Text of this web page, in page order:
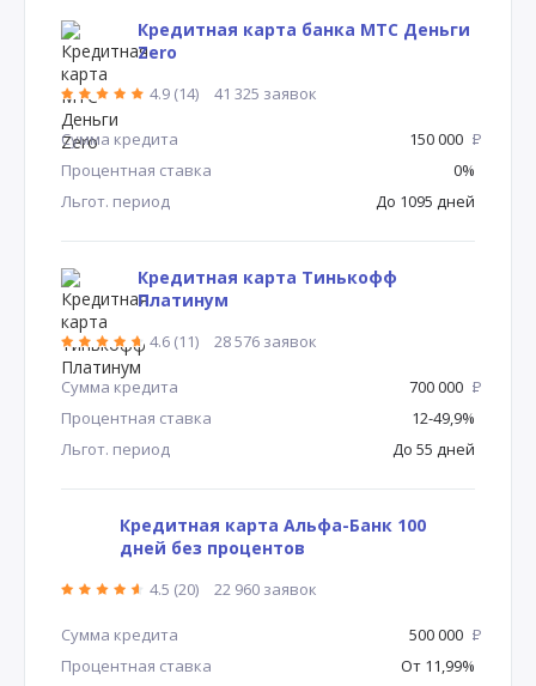
Кредитная карта банка МТС Деньги
Zero
4.9 (14) 41 325 заявок
Сумма кредита 150 000 Р
Процентная ставка
0%
Льгот. период
До 1095 дней
Кредитная карта Тинькофф
Платинум
4.6 (11) 28 576 заявок
Сумма кредита 700 000 Р
Процентная ставка
12-49,9%
Льгот. период
До 55 дней
Кредитная карта Альфа-Банк 100
дней без процентов
4.5 (20) 22 960 заявок
Сумма кредита 500 000 Р
Процентная ставка
От 11,99%